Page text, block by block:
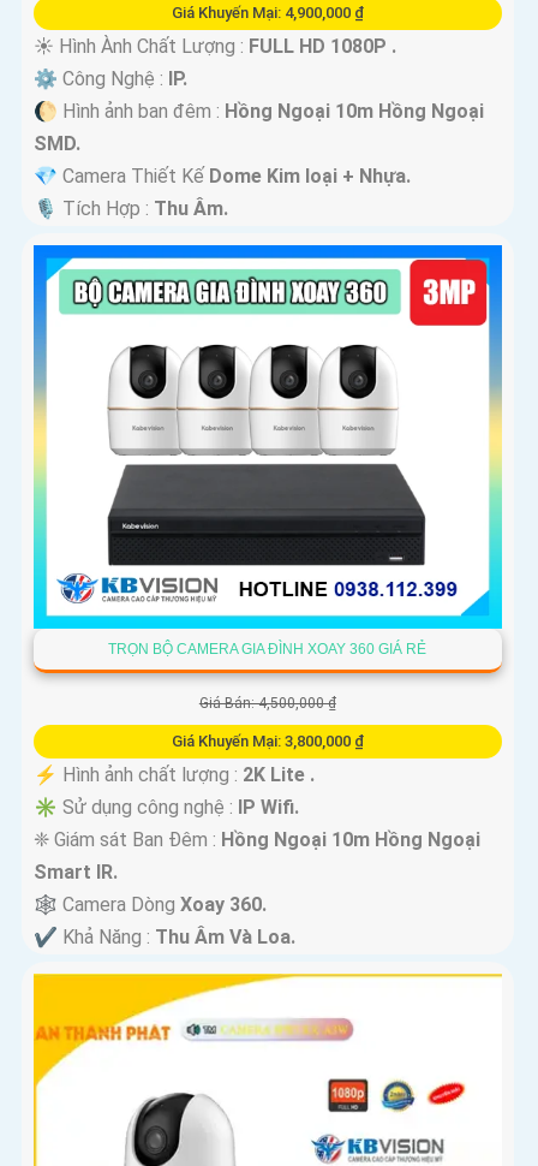
Giá Khuyến Mại: 4,900,000 ₫
☀️ Hình Ành Chất Lượng : FULL HD 1080P .
⚙ Công Nghệ : IP.
🌔 Hình ảnh ban đêm : Hồng Ngoại 10m Hồng Ngoại
SMD.
💎 Camera Thiết Kế Dome Kim loại + Nhựa.
️🎙 Tích Hợp : Thu Âm.
TRỌN BỘ CAMERA GIA ĐÌNH XOAY 360 GIÁ RẺ
Giá Bán: 4,500,000 ₫
Giá Khuyến Mại: 3,800,000 ₫
️⚡ Hình ảnh chất lượng : 2K Lite .
✳️ Sử dụng công nghệ : IP Wifi.
❈ Giám sát Ban Đêm : Hồng Ngoại 10m Hồng Ngoại
Smart IR.
🕸️ Camera Dòng Xoay 360.
️✔️ Khả Năng : Thu Âm Và Loa.